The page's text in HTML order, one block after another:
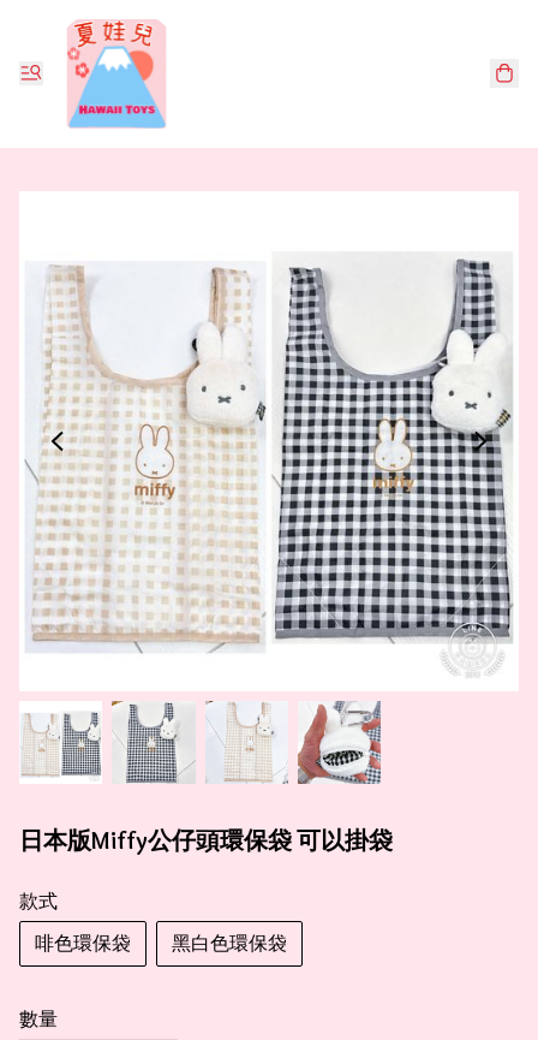
日本版Miffy公仔頭環保袋 可以掛袋
款式
啡色環保袋
黑白色環保袋
數量